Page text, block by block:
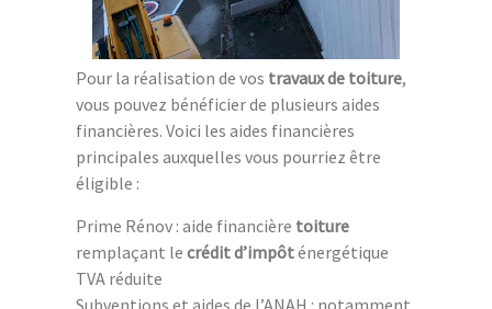
Pour la réalisation de vos travaux de toiture,
vous pouvez bénéficier de plusieurs aides
financières. Voici les aides financières
principales auxquelles vous pourriez être
éligible :
Prime Rénov : aide financière toiture
remplaçant le crédit d’impôténergétique
TVA réduite